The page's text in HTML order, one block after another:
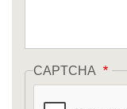
CAPTCHA